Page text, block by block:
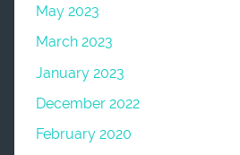
May 2023
March 2023
January 2023
December 2022
February 2020